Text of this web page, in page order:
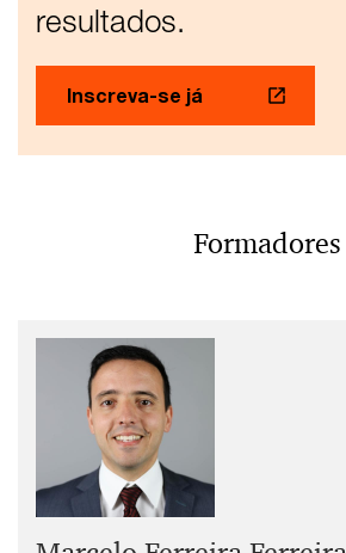
resultados.
Inscreva-se já
Formadores